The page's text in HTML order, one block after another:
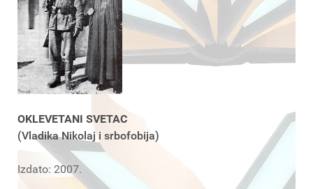
OKLEVETANI SVETAC
(Vladika Nikolaj i srbofobija)
Izdato: 2007.